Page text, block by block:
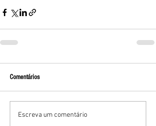
Comentários
Escreva um comentário